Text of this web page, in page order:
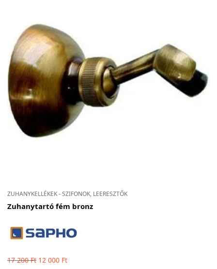
ZUHANYKELLÉKEK - SZIFONOK, LEERESZTŐK
Zuhanytartó fém bronz
17 200Ft Original
12 000 FtCurrent